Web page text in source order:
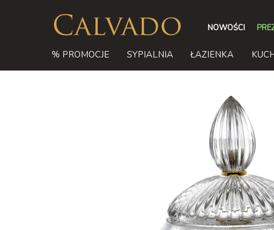
NOWOŚCI
% PROMOCJE SYPIALNIA ŁAZIENKA